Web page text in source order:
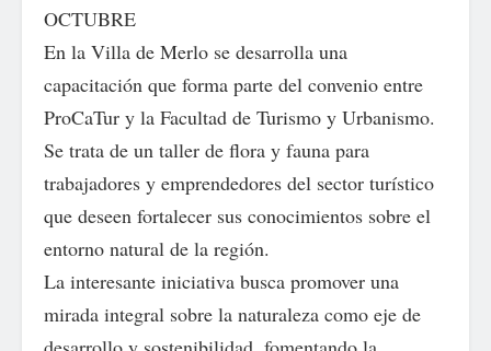
OCTUBRE
En la Villa de Merlo se desarrolla una
capacitación que forma parte del convenio entre
ProCaTur y la Facultad de Turismo y Urbanismo.
Se trata de un taller de flora y fauna para
trabajadores y emprendedores del sector turístico
que deseen fortalecer sus conocimientos sobre el
entorno natural de la región.
La interesante iniciativa busca promover una
mirada integral sobre la naturaleza como eje de